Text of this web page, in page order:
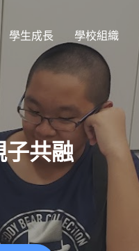
學生成長 學校組織
子共融